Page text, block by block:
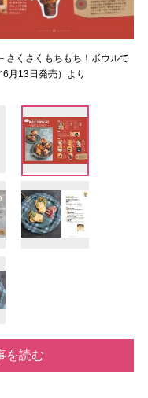
さくさくもちもち！ボウルで
月13日発売）より
を読む